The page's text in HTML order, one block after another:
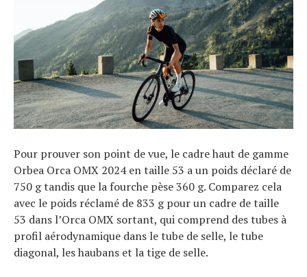
Pour prouver son point de vue, le cadre haut de gamme
Orbea Orca OMX 2024 en taille 53 a un poids déclaré de
750 g tandis que la fourche pèse 360 ​​g. Comparez cela
avec le poids réclamé de 833 g pour un cadre de taille
53 dans l’Orca OMX sortant, qui comprend des tubes à
profil aérodynamique dans le tube de selle, le tube
diagonal, les haubans et la tige de selle.